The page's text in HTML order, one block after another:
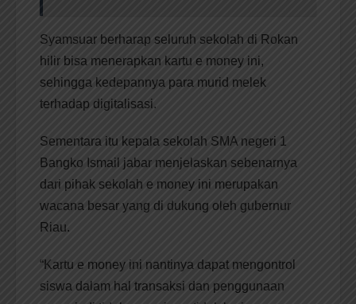
Syamsuar berharap seluruh sekolah di Rokan
hilir bisa menerapkan kartu e money ini,
sehingga kedepannya para murid melek
terhadap digitalisasi.
Sementara itu kepala sekolah SMA negeri 1
Bangko Ismail jabar menjelaskan sebenarnya
dari pihak sekolah e money ini merupakan
wacana besar yang di dukung oleh gubernur
Riau.
“Kartu e money ini nantinya dapat mengontrol
siswa dalam hal transaksi dan penggunaan